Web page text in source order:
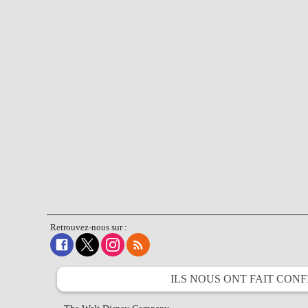
Retrouvez-nous sur :
ILS NOUS ONT FAIT